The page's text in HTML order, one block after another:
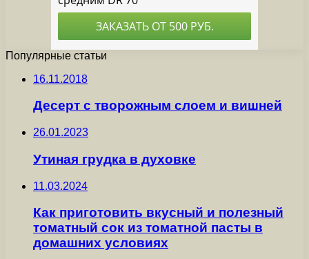
Популярные статьи
16.11.2018
Десерт с творожным слоем и вишней
26.01.2023
Утиная грудка в духовке
11.03.2024
Как приготовить вкусный и полезный
томатный сок из томатной пасты в
домашних условиях